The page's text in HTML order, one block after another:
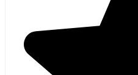
al helemaal in elkaar gezet,
kozijn te plaatsen en vier
heel blij mee met het
bedankt.
Jeroom Slootman